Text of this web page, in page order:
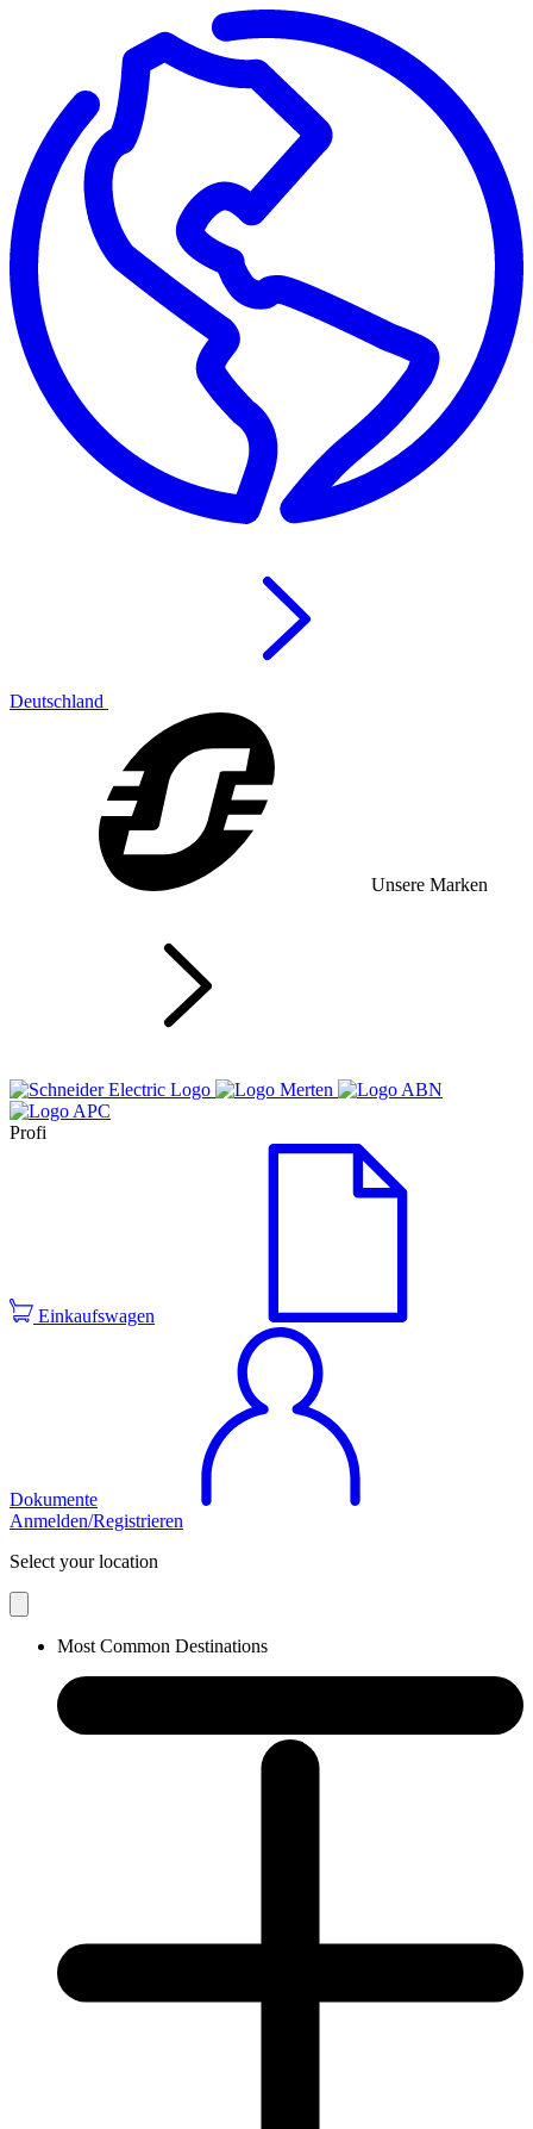
Deutschland
Unsere Marken
Profi
Einkaufswagen
Dokumente
Anmelden/Registrieren
Select your location
Most Common Destinations